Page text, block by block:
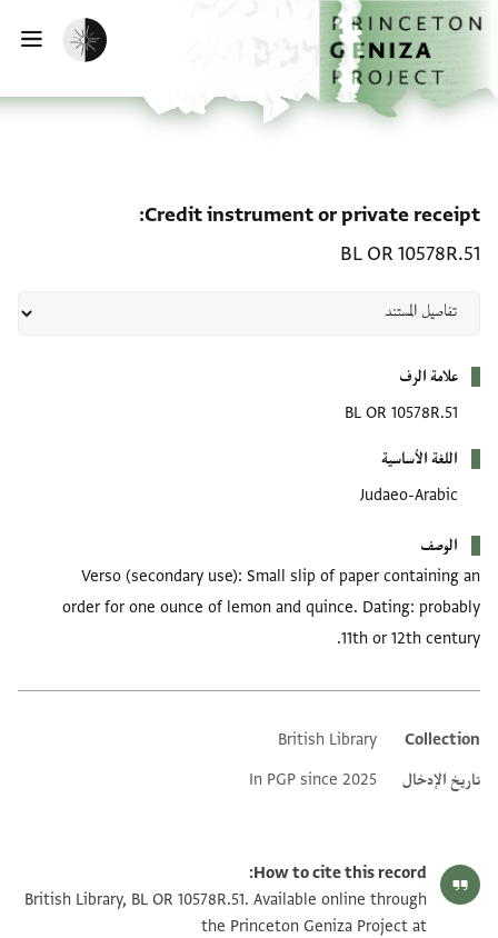
تخطي إلى المحتوى الرئيسي
الصفحة الرئيسية
تفعيل الوضع المظلم
Credit instrument or private receipt
BL OR 10578R.51
علامة الرف
BL OR 10578R.51
اللغة الأساسية
Judaeo-Arabic
الوصف
Verso (secondary use): Small slip of paper containing an
order for one ounce of lemon and quince. Dating: probably
11th or 12th century.
Additional metadata
Collection
British Library
تاريخ الإدخال
In PGP since 2025
How to cite this record:
British Library, BL OR 10578R.51. Available online through
the Princeton Geniza Project at